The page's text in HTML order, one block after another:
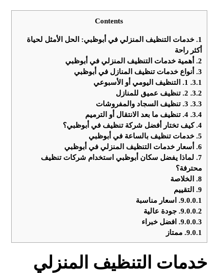
Contents
1. خدمات التنظيف المنزلي في أبوظبي: الحل الأمثل لحياة
أكثر راحة
2. أهمية خدمات التنظيف المنزلي في أبوظبي
3. أنواع خدمات تنظيف المنازل في أبوظبي
3.1.
3.2.
3.3.
3.4. 4. تنظيف ما بعد الانتقال أو الترميم
4. كيف تختار أفضل شركة تنظيف في أبوظبي؟
5. خدمات تنظيف بالساعة في أبوظبي
6. أسعار خدمات التنظيف المنزلي في أبوظبي
7. لماذا يفضل سكان أبوظبي استخدام شركات تنظيف
محترفة؟
8.
الخلاصة
9.
التقييم
9.0.0.1.
اسعار مناسبة
9.0.0.2. جودة عالية
9.0.0.3.
افضل خبراء
9.0.1. ممتاز
خدمات التنظيف المنزلي